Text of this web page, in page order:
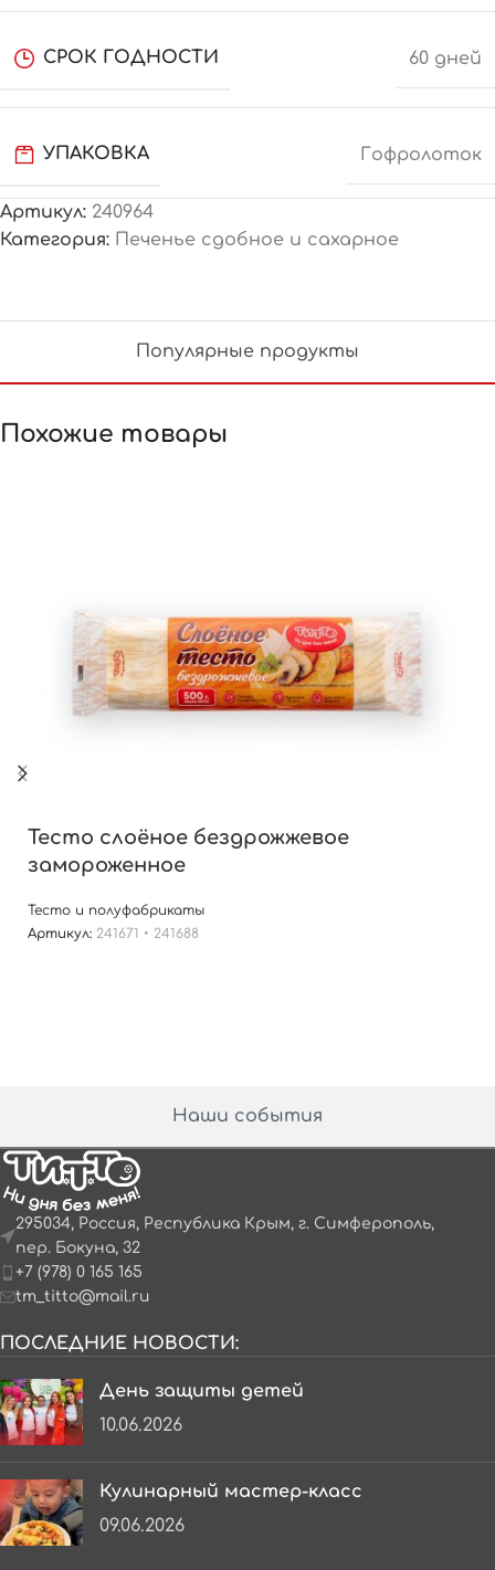
СРОК ГОДНОСТИ 60 дней
УПАКОВКА Гофролоток
Артикул: 240964
Категория: Печенье сдобное и сахарное
Популярные продукты
Наши события
Похожие товары
Тесто слоёное бездрожжевое
замороженное
Тесто и полуфабрикаты
Артикул: 241671 • 241688
295034, Россия, Республика Крым, г. Симферополь,
пер. Бокуна, 32
+7 (978) 0 165 165
tm_titto@mail.ru
ПОСЛЕДНИЕ НОВОСТИ:
День защиты детей
10.06.2026
Кулинарный мастер-класс
09.06.2026